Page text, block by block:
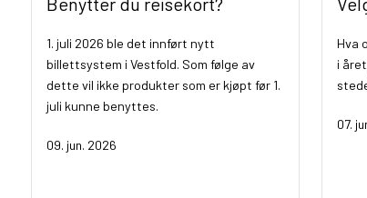
1. juli 2026 ble det innført nytt
billettsystem i Vestfold. Som følge av
dette vil ikke produkter som er kjøpt før 1.
juli kunne benyttes.
09. jun. 2026
Hva
i
07.